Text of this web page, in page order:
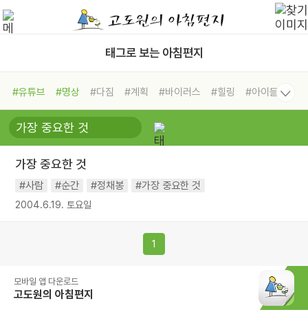
태그로 보는 아침편지
#유튜브 #명상 #다짐 #계획 #바이러스 #힐링
#아이들
#비전캠프
#독서캠프 #삶
#희망
#나눔 #친구 #링컨학교
#독서
#건강 #면역력
가장 중요한 것
#사람 #순간 #정채봉 #가장 중요한 것
2004.6.19. 토요일
1
모바일 앱 다운로드
고도원의 아침편지